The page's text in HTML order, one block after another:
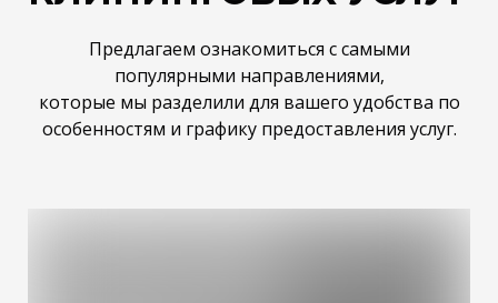
Предлагаем ознакомиться с самыми
популярными направлениями,
которые мы разделили для вашего удобства по
особенностям и графику предоставления услуг.